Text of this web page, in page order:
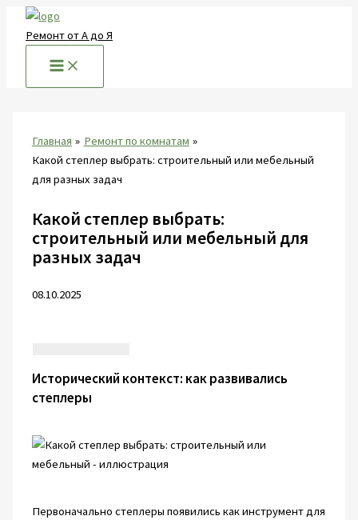
Перейти
Ремонт от А до Я
Главная
Ремонт по комнатам
Какой степлер выбрать: строительный или мебельный
для разных задач
Какой степлер выбрать:
строительный или мебельный для
разных задач
08.10.2025
Исторический контекст: как развивались
степлеры
Первоначально степлеры появились как инструмент для